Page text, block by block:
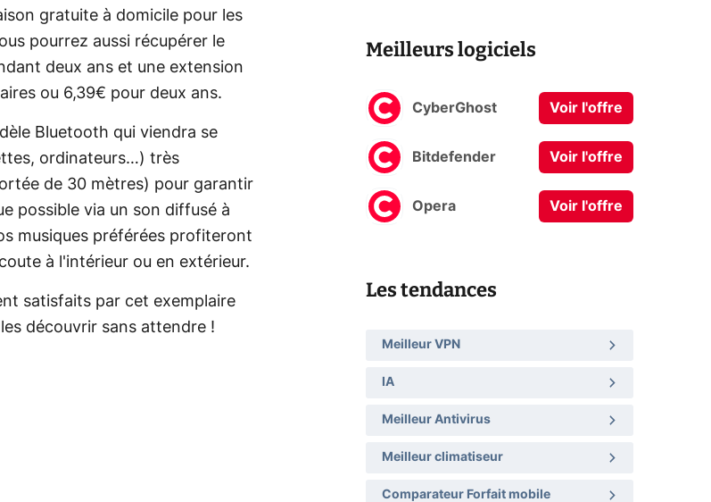
gratuite à domicile pour les
pourrez aussi récupérer le
deux ans et une extension
ou 6,39€ pour deux ans.
Bluetooth qui viendra se
ordinateurs…) très
de 30 mètres) pour garantir
possible via un son diffusé à
musiques préférées profiteront
à l'intérieur ou en extérieur.
satisfaits par cet exemplaire
découvrir sans attendre !
Meilleurs logiciels
CyberGhost Voir l'offre
Bitdefender Voir l'offre
Opera Voir l'offre
Les tendances
Meilleur VPN
IA
Meilleur Antivirus
Meilleur climatiseur
Comparateur Forfait mobile